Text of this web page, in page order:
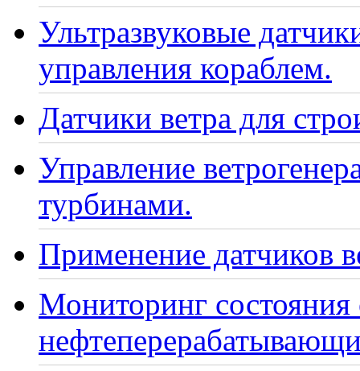
Ультразвуковые
управления кораблем.
Датчики ветра для
Управление
турбинами.
Применение датчиков
Мониторинг